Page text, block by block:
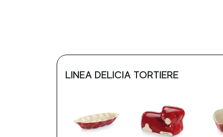
LINEA DELICIA TORTIERE